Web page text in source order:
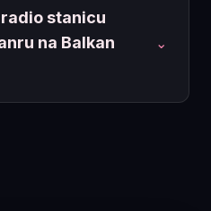
stanicu
na Balkan
⌄